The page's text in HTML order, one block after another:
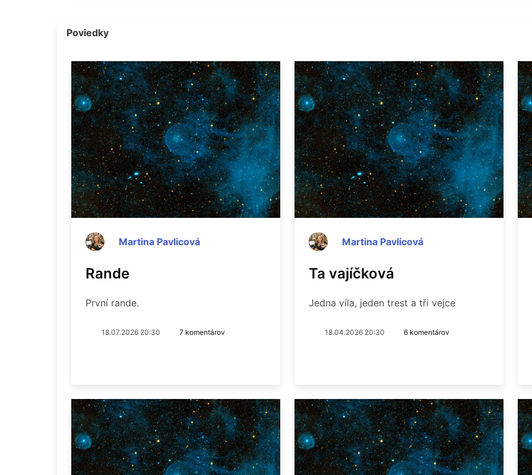
Poviedky
Martina Pavlicová
Rande
První rande.
18.07.2026 20:30 7 komentárov
Martina Pavlicová
Ta vajíčková
Jedna víla, jeden trest a tři vejce
18.04.2026 20:30 6 komentárov